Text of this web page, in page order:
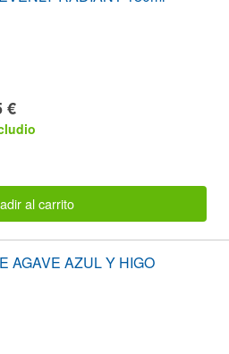
€
al carrito
AGAVE AZUL Y HIGO